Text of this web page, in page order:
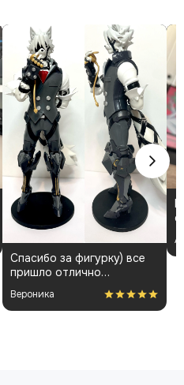
Спасибо за фигурку) все
пришло отлично
упакованным. Отдельная
благодарность за
покраску модели.
Вероника